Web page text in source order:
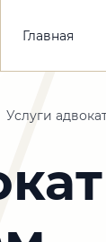
Главная
Услуги